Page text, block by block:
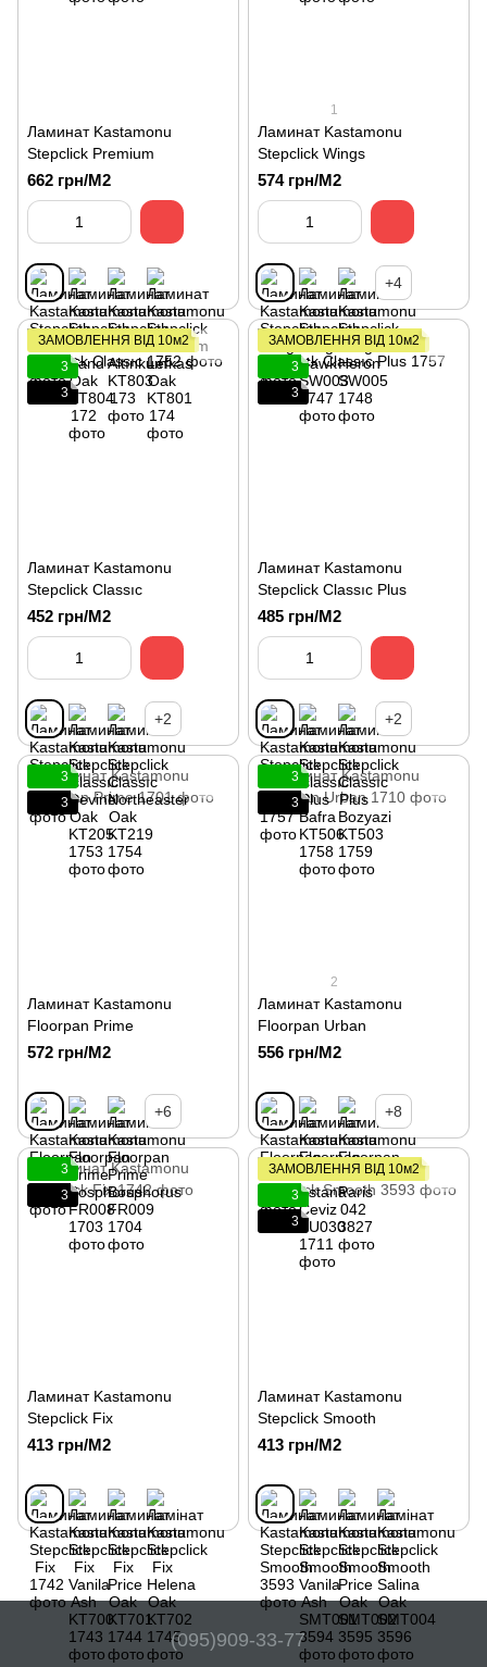
Ламинат Kastamonu
Stepclick Premium
662 грн/М2
1
Ламинат Kastamonu
Stepclick Wings
574 грн/М2
+4
ЗАМОВЛЕННЯ ВІД 10м2
3
3
Ламинат Kastamonu
Stepclick Classıc
452 грн/М2
+2
ЗАМОВЛЕННЯ ВІД 10м2
3
3
Ламинат Kastamonu
Stepclick Classıc Plus
485 грн/М2
+2
3
3
Ламинат Kastamonu
Floorpan Prime
572 грн/М2
+6
3
3
2
Ламинат Kastamonu
Floorpan Urban
556 грн/М2
+8
3
3
Ламинат Kastamonu
Stepclick Fix
413 грн/М2
ЗАМОВЛЕННЯ ВІД 10м2
3
3
Ламинат Kastamonu
Stepclick Smooth
413 грн/М2
(095)909-33-77